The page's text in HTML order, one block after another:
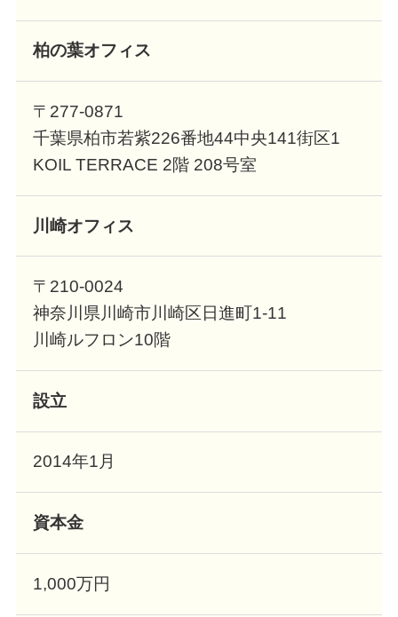
柏の葉オフィス
〒277-0871
千葉県柏市若紫226番地44中央141街区1
KOIL TERRACE 2階 208号室
川崎オフィス
〒210-0024
神奈川県川崎市川崎区日進町1-11
川崎ルフロン10階
設立
2014年1月
資本金
1,000万円